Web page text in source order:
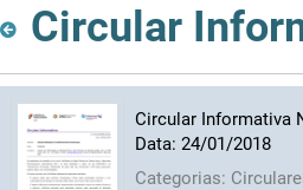
Circular Informativa
Data: 24/01/2018
Categorias: